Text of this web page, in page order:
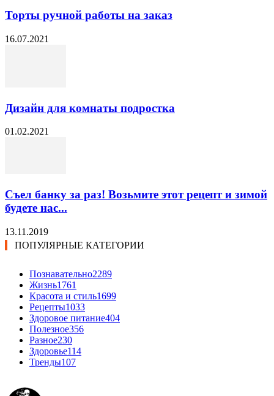
Торты ручной работы на заказ
16.07.2021
Дизайн для комнаты подростка
01.02.2021
Съел банку за раз! Возьмите этот рецепт и зимой
будете нас...
13.11.2019
ПОПУЛЯРНЫЕ КАТЕГОРИИ
Познавательно2289
Жизнь1761
Красота и стиль1699
Рецепты1033
Здоровое питание404
Полезное356
Разное230
Здоровье114
Тренды107